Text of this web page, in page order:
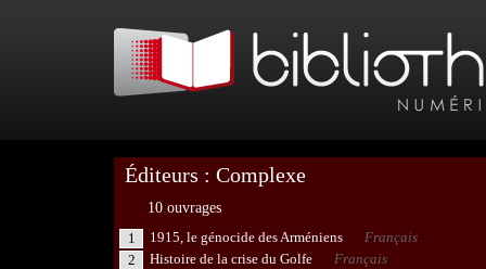
Éditeurs : Complexe
10 ouvrages
1
1915, le génocide des Arméniens
Français
2
Histoire de la crise du Golfe
Français